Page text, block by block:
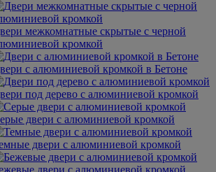
межкомнатные скрытые с черной
кромкой
с алюминиевой кромкой в Бетоне
под дерево с алюминиевой кромкой
двери с алюминиевой кромкой
двери с алюминиевой кромкой
двери с алюминиевой кромкой